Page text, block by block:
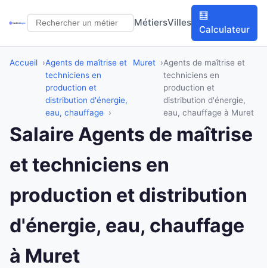
MétiersVilles
🧮
Calculateur
Accueil
Agents de maîtrise et
techniciens en
production et
distribution d'énergie,
eau, chauffage
Muret
Agents de maîtrise et
techniciens en
production et
distribution d'énergie,
eau, chauffage à Muret
Salaire Agents de maîtrise
et techniciens en
production et distribution
d'énergie, eau, chauffage
à Muret